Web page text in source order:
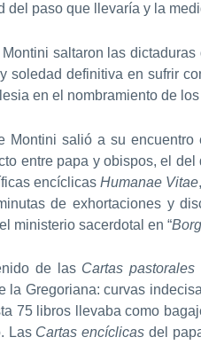
del paso que llevaría y la
saltaron las
soledad definitiva en sufrir
en el nombramiento de
Montini salió a su
entre papa y obispos, el
encíclicas Humanae Vitae,
de exhortaciones y
ministerio sacerdotal en “
de las Cartas pastorales
Gregoriana: curvas
75 libros llevaba como
Las Cartas encíclicas del